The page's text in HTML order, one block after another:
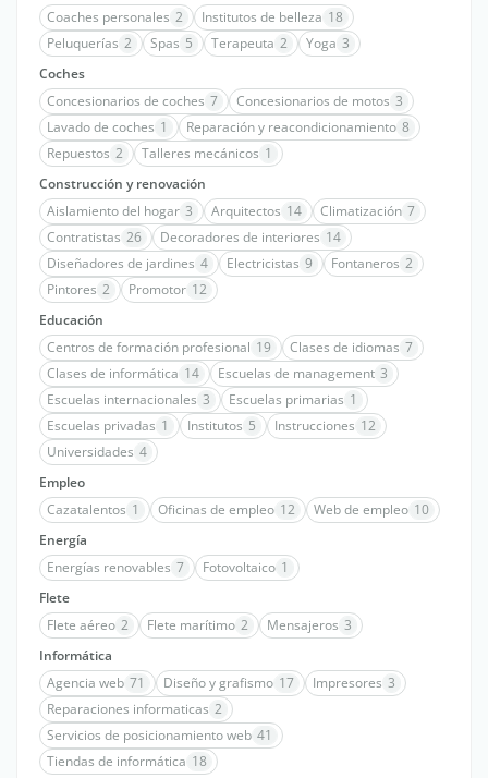
Coaches personales 2 Institutos de belleza 18
Peluquerías 2 Spas 5 Terapeuta 2 Yoga 3
Coches
Concesionarios de coches 7 Concesionarios de motos 3
Lavado de coches 1 Reparación y reacondicionamiento 8
Repuestos 2 Talleres mecánicos 1
Construcción y renovación
Aislamiento del hogar 3 Arquitectos 14 Climatización 7
Contratistas 26 Decoradores de interiores 14
Diseñadores de jardines 4 Electricistas 9 Fontaneros 2
Pintores 2 Promotor 12
Educación
Centros de formación profesional 19 Clases de idiomas 7
Clases de informática 14 Escuelas de management 3
Escuelas internacionales 3 Escuelas primarias 1
Escuelas privadas 1 Institutos 5 Instrucciones 12
Universidades 4
Empleo
Cazatalentos 1 Oficinas de empleo 12 Web de empleo 10
Energía
Energías renovables 7 Fotovoltaico 1
Flete
Flete aéreo 2 Flete marítimo 2 Mensajeros 3
Informática
Agencia web 71 Diseño y grafismo 17 Impresores 3
Reparaciones informaticas 2
Servicios de posicionamiento web 41
Tiendas de informática 18